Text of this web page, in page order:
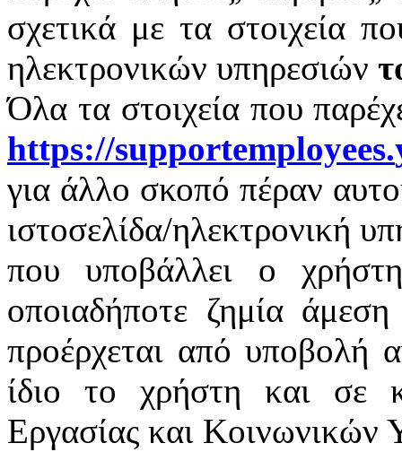
σχετικά με τα στοιχεία
ηλεκτρονικών υπηρεσιών
Όλα τα στοιχεία που
https://supportemployees.
για άλλο σκοπό πέραν
ιστοσελίδα/ηλεκτρονική
που υποβάλλει ο
οποιαδήποτε ζημία
προέρχεται από υποβολή
ίδιο το χρήστη και σε
Εργασίας και Κοινωνικών